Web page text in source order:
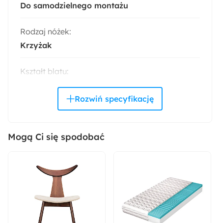
Do samodzielnego montażu
Rodzaj nóżek:
Krzyżak
Kształt blatu:
Materiał blatu:
Metal
Wysokość:
42 cm
Mogą Ci się spodobać